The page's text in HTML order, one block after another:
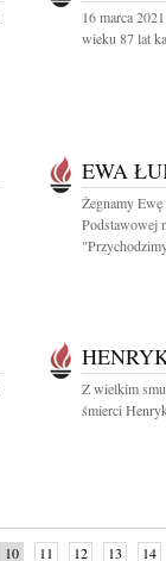
16 marca
wieku 87 lat
EWA
Żegnamy
Podstawowej
Z wielkim
śmierci
10 11 12 13 14